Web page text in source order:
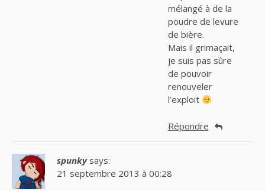
mélangé à de la
poudre de levure
de bière.
Mais il grimaçait,
je suis pas sûre
de pouvoir
renouveler
l’exploit
Répondre
spunky says:
21 septembre 2013 à 00:28